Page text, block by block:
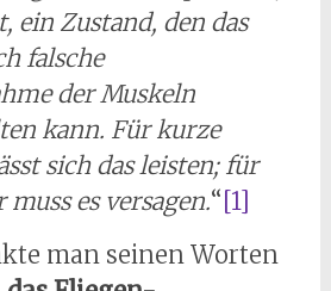
ein Zustand, den das
falsche
der Muskeln
kann. Für kurze
sich das leisten; für
muss es versagen.“[1]
man seinen Worten